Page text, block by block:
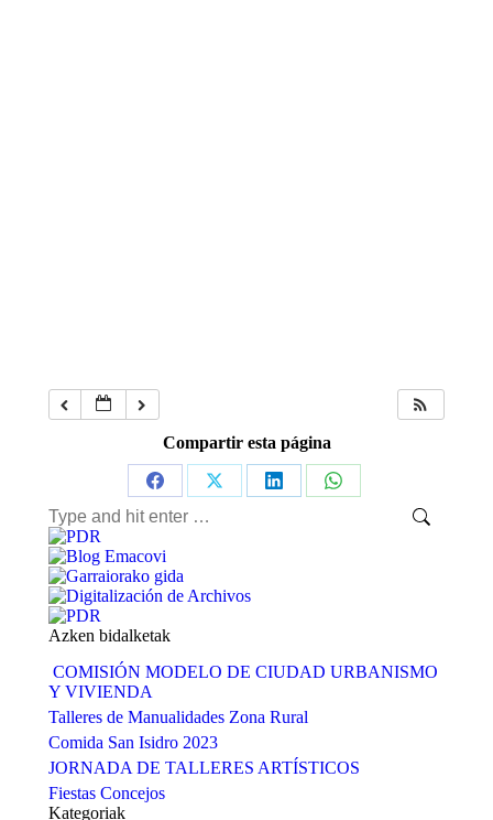
Compartir esta página
Share
on
Facebook
Share
Share
Share
Search:
Azken bidalketak
COMISIÓN MODELO DE CIUDAD URBANISMO
Y VIVIENDA
Talleres de Manualidades Zona Rural
Comida San Isidro 2023
JORNADA DE TALLERES ARTÍSTICOS
Fiestas Concejos
Kategoriak